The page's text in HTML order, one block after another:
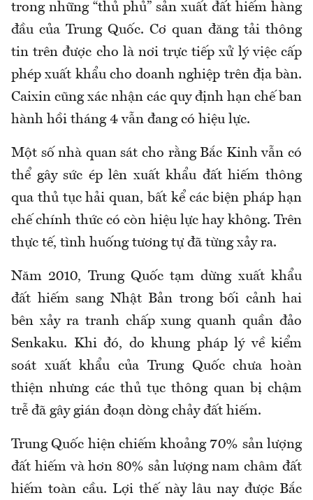
trong những “thủ phủ” sản xuất đất hiếm hàng
đầu của Trung Quốc. Cơ quan đăng tải thông
tin trên được cho là nơi trực tiếp xử lý việc cấp
phép xuất khẩu cho doanh nghiệp trên địa bàn.
Caixin cũng xác nhận các quy định hạn chế ban
hành hồi tháng 4 vẫn đang có hiệu lực.
Một số nhà quan sát cho rằng Bắc Kinh vẫn có
thể gây sức ép lên xuất khẩu đất hiếm thông
qua thủ tục hải quan, bất kể các biện pháp hạn
chế chính thức có còn hiệu lực hay không. Trên
thực tế, tình huống tương tự đã từng xảy ra.
Năm 2010, Trung Quốc tạm dừng xuất khẩu
đất hiếm sang Nhật Bản trong bối cảnh hai
bên xảy ra tranh chấp xung quanh quần đảo
Senkaku. Khi đó, do khung pháp lý về kiểm
soát xuất khẩu của Trung Quốc chưa hoàn
thiện nhưng các thủ tục thông quan bị chậm
trễ đã gây gián đoạn dòng chảy đất hiếm.
Trung Quốc hiện chiếm khoảng 70% sản lượng
đất hiếm và hơn 80% sản lượng nam châm đất
hiếm toàn cầu. Lợi thế này lâu nay được Bắc